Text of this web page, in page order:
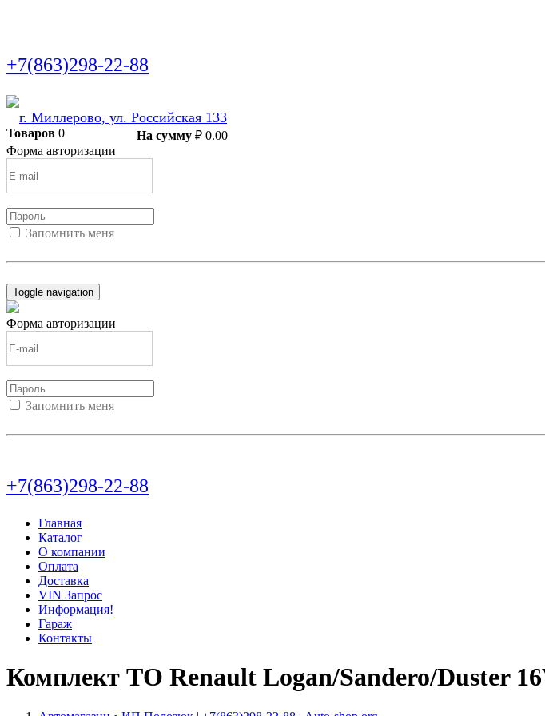
+7(863)298-22-88
г. Миллерово, ул. Российская 133
Товаров 0 На сумму ₽ 0.00
Форма авторизации
Запомнить меня
Toggle navigation
Форма авторизации
Запомнить меня
+7(863)298-22-88
Главная
Каталог
О компании
Оплата
Доставка
VIN Запрос
Информация!
Гараж
Контакты
Комплект ТО Renault Logan/Sandero/Duster